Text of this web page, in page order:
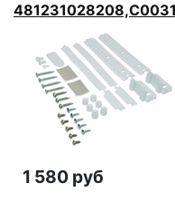
1 580 руб